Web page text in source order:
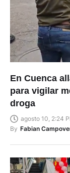
En Cuenca
para vigilar
droga
agosto 10, 2:24
By Fabian